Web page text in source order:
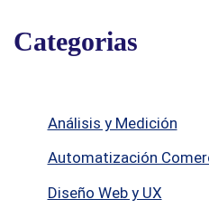
Categorias
Análisis y Medición
Automatización
Diseño Web y UX